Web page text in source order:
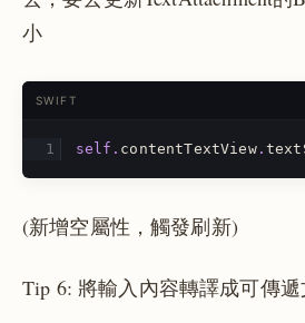
小
SWIFT
self . contentTextView.
(新增空屬性，觸發刷新)
Tip 6: 將輸入內容轉譯成可傳遞